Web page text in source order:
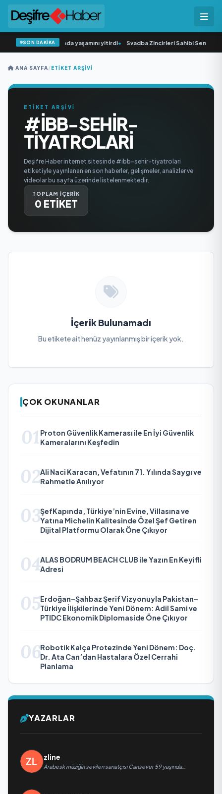
SON DAKİKA
Cansever 59 yaşında yaşamını yitirdi• Svadba Zincirleri Sahibi Semih
ANA SAYFA/ETIKET ARŞIVI
ETİKET ARŞİVİ
#IBB-SEHIR-
TIYATROLARI
Deşifre Haber internet sitesinde #ibb-sehir-tiyatrolari
etiketiyle yayınlanan en son haberler, gelişmeler, analizler ve
videolar bu sayfa üzerinde listelenmektedir.
TOPLAM İÇERİK
0 ETİKET
İçerik Bulunamadı
Bu etikete ait henüz yayınlanmış bir içerik yok.
ÇOK OKUNANLAR
01 Proton Güvenlik Kamerası ile En İyi Güvenlik
Kameralarını Keşfedin
02Ali Naci Karacan, Vefatının 71. Yılında Saygı ve
Rahmetle Anılıyor
03ŞefKapında, Türkiye’nin Evine, Villasına ve
Yatına Michelin Kalitesinde Özel Şef Getiren
Dijital Platformu Olarak Öne Çıkıyor
04ALAS BODRUM BEACH CLUB ile Yazın En Keyifli
Adresi
05Erdoğan–Şahbaz Şerif Vizyonuyla Pakistan–
Türkiye İlişkilerinde Yeni Dönem: Adil Sami ve
PTIDC Ekonomik Diplomaside Öne Çıkıyor
06Robotik Kalça Protezinde Yeni Dönem: Doç.
Dr. Ata Can’dan Hastalara Özel Cerrahi
Planlama
YAZARLAR
zline
Arabesk müziğin sevilen sanatçısı Cansever 59 yaşında